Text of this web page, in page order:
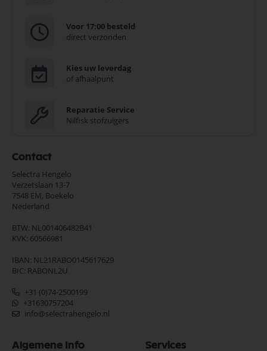
Voor 17:00 besteld
direct verzonden
Kies uw leverdag
of afhaalpunt
Reparatie Service
Nilfisk stofzuigers
Contact
Selectra Hengelo
Verzetslaan 13-7
7548 EM, Boekelo
Nederland
BTW: NL001406482B41
KVK: 60566981
IBAN: NL21RABO0145617629
BIC: RABONL2U
+31 (0)74-2500199
+31630757204
info@selectrahengelo.nl
Algemene Info Services